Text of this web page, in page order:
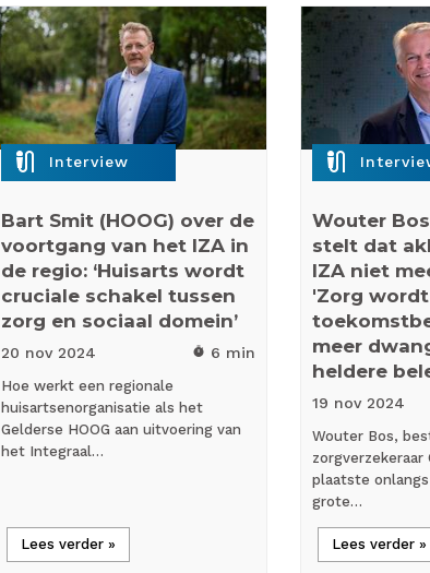
mic_external_on Interview
Bart Smit (HOOG) over de
voortgang van het IZA in
de regio: ‘Huisarts wordt
cruciale schakel tussen
zorg en sociaal domein’
20 nov 2024 timer 6 min
Hoe werkt een regionale
huisartsenorganisatie als het
Gelderse HOOG aan uitvoering van
het Integraal…
Lees verder »
mic_external_on
Wouter
stelt dat
IZA niet
'Zorg
meer
heldere
19 nov 2024
Wouter Bos,
zorgverzekeraar
plaatste
grote…
Lees verder »